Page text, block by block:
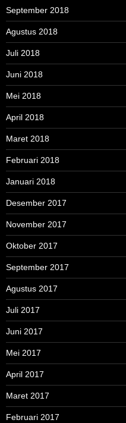
September 2018
Agustus 2018
Juli 2018
Juni 2018
Mei 2018
April 2018
Maret 2018
Februari 2018
Januari 2018
Desember 2017
November 2017
Oktober 2017
September 2017
Agustus 2017
Juli 2017
Juni 2017
Mei 2017
April 2017
Maret 2017
Februari 2017